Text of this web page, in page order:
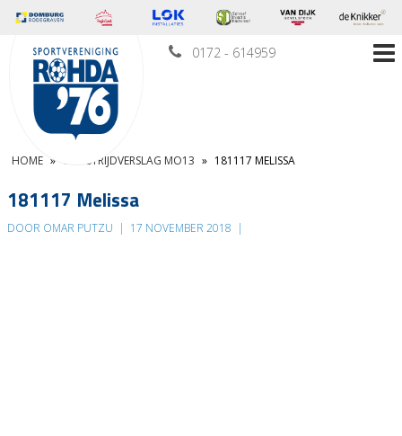
0172 - 614959
HOME » WEDSTRIJDVERSLAG MO13 » 181117 MELISSA
181117 Melissa
DOOR OMAR PUTZU | 17 NOVEMBER 2018 |